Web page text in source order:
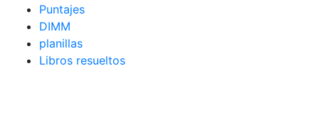
Puntajes
DIMM
planillas
Libros resueltos